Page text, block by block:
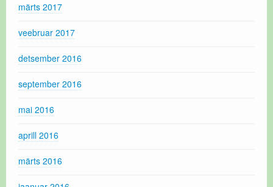
märts 2017
veebruar 2017
detsember 2016
september 2016
mai 2016
aprill 2016
märts 2016